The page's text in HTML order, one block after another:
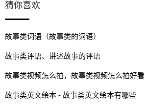
猜你喜欢
故事类词语（故事类的词语）
故事类评语、讲述故事的评语
故事类视频怎么拍，故事类视频怎么拍好看
故事类英文绘本 - 故事类英文绘本有哪些